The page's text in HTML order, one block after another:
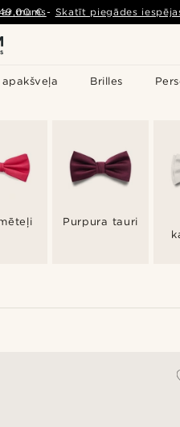
Brilles
€ - Skatīt piegādes
mums
Purpura tauri